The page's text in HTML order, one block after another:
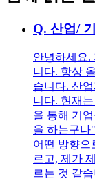
Q. 산업/
안녕하세요.
니다. 항상
습니다. 산
니다. 현재
을 통해 기
을 하는구나
어떤 방향으
르고, 제가
르는 것 같